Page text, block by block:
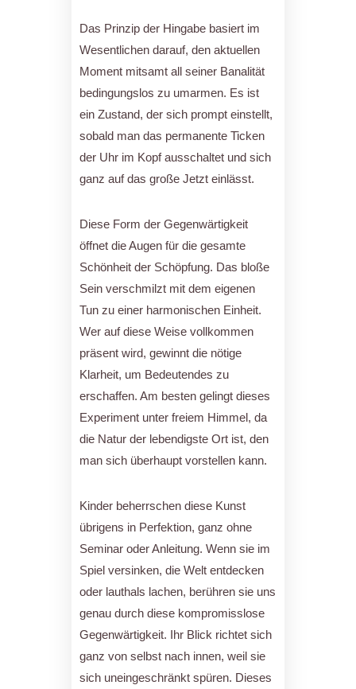
Das Prinzip der Hingabe basiert im
Wesentlichen darauf, den aktuellen
Moment mitsamt all seiner Banalität
bedingungslos zu umarmen. Es ist
ein Zustand, der sich prompt einstellt,
sobald man das permanente Ticken
der Uhr im Kopf ausschaltet und sich
ganz auf das große Jetzt einlässt.
Diese Form der Gegenwärtigkeit
öffnet die Augen für die gesamte
Schönheit der Schöpfung. Das bloße
Sein verschmilzt mit dem eigenen
Tun zu einer harmonischen Einheit.
Wer auf diese Weise vollkommen
präsent wird, gewinnt die nötige
Klarheit, um Bedeutendes zu
erschaffen. Am besten gelingt dieses
Experiment unter freiem Himmel, da
die Natur der lebendigste Ort ist, den
man sich überhaupt vorstellen kann.
Kinder beherrschen diese Kunst
übrigens in Perfektion, ganz ohne
Seminar oder Anleitung. Wenn sie im
Spiel versinken, die Welt entdecken
oder lauthals lachen, berühren sie uns
genau durch diese kompromisslose
Gegenwärtigkeit. Ihr Blick richtet sich
ganz von selbst nach innen, weil sie
sich uneingeschränkt spüren. Dieses